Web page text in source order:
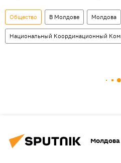
Общество В Молдове Молдова
Национальный Координационный
Молдова